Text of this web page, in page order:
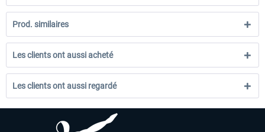
Prod. similaires
Les clients ont aussi acheté
Les clients ont aussi regardé